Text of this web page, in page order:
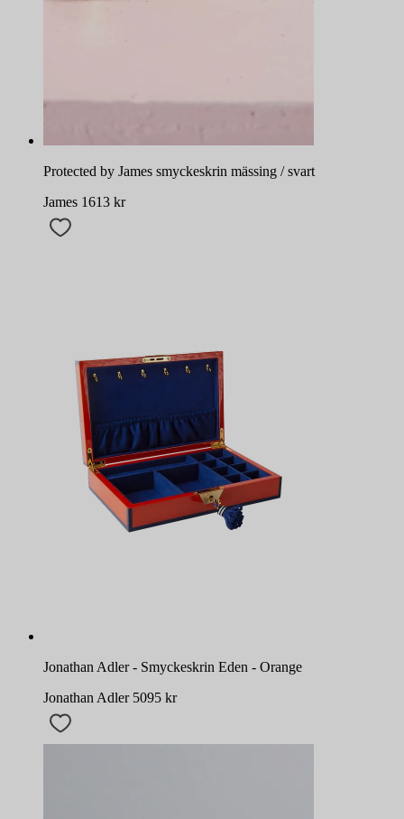
Protected by James smyckeskrin mässing / svart
James 1613 kr
Jonathan Adler - Smyckeskrin Eden - Orange
Jonathan Adler 5095 kr